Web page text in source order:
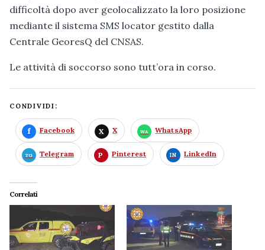
difficoltà dopo aver geolocalizzato la loro posizione
mediante il sistema SMS locator gestito dalla
Centrale GeoresQ del CNSAS.
Le attività di soccorso sono tutt’ora in corso.
CONDIVIDI:
Facebook X WhatsApp
Telegram Pinterest LinkedIn
Correlati